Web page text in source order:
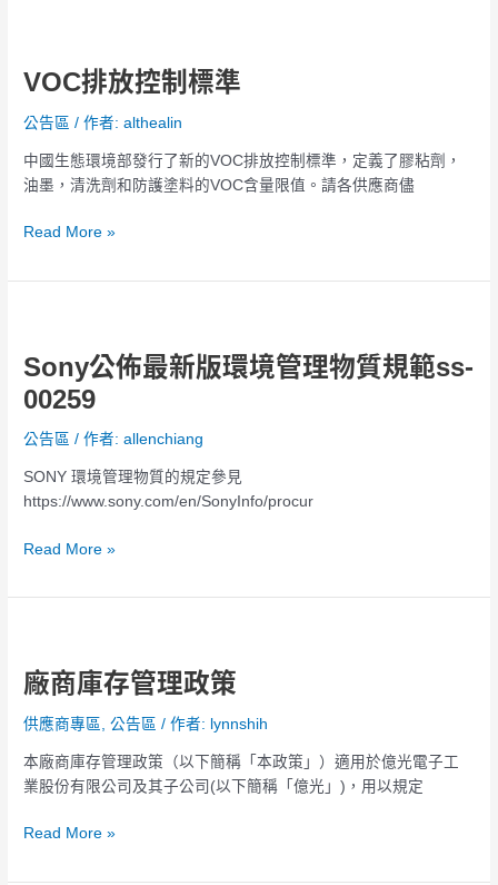
VOC排放控制標準
公告區 / 作者:althealin
中國生態環境部發行了新的VOC排放控制標準，定義了膠粘劑，
油墨，清洗劑和防護塗料的VOC含量限值。請各供應商儘
放
制
標
準
Read More »
Sony公佈最新版環境管理物質規範ss-
00259
公告區 / 作者:allenchiang
SONY 環境管理物質的規定參見
https://www.sony.com/en/SonyInfo/procur
佈
最
新
版
境
管
物
00259
Read More »
廠商庫存管理政策
供應商專區 ,公告區 / 作者: lynnshih
本廠商庫存管理政策（以下簡稱「本政策」）適用於億光電子工
業股份有限公司及其子公司(以下簡稱「億光」)，用以規定
庫
管
理
政
Read More »